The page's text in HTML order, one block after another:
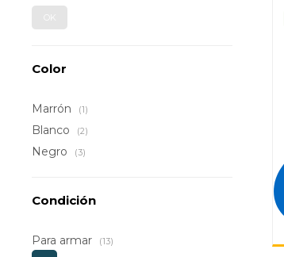
OK
Color
Marrón (1)
Blanco (2)
Negro (3)
Condición
Para armar (13)